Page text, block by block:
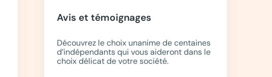
Avis et témoignages
Découvrez le choix unanime de centaines
d’indépendants qui vous aideront dans le
choix délicat de votre société.